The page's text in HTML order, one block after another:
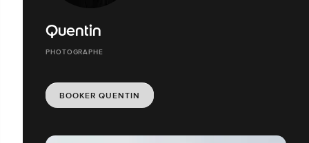
Quentin
PHOTOGRAPHE
BOOKER QUENTIN